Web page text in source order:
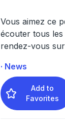
Vous aimez ce
écouter tous les
rendez-vous sur
· News
Add to
Favorites